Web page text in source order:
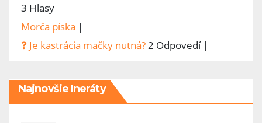
3 Hlasy
Morča píska |
❓ Je kastrácia mačky nutná?2 Odpovedí |
Najnovšie Ineráty